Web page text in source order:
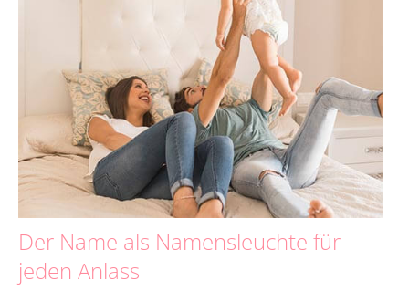
Der Name als Namensleuchte für
jeden Anlass